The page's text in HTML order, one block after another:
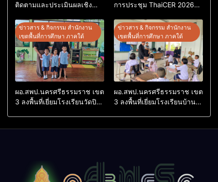
ติดตามและประเมินผลเชิง
ต้นแบบ” ระดับประเทศ รุ่นที่ 3
ประจำปีงบประมาณ พ.ศ.
2569
การประชุม ThaiCER 2026
Conference on Education
Research (ThaiCER) 2026
ข่าวสาร & กิจกรรม สำนักงาน
เขตพื้นที่การศึกษา ภาคใต้
ผอ.สพป.นครศรีธรรมราช เขต
3 ลงพื้นที่เยี่ยมโรงเรียนวัดปิยา
ข่าวสาร & กิจกรรม สำนักงาน
เขตพื้นที่การศึกษา ภาคใต้
ผอ.สพป.นครศรีธรรมราช เขต
3 ลงพื้นที่เยี่ยมโรงเรียนบ้าน